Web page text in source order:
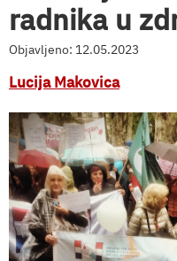
radnika u
Objavljeno: 12.05.2023
Lucija Makovica